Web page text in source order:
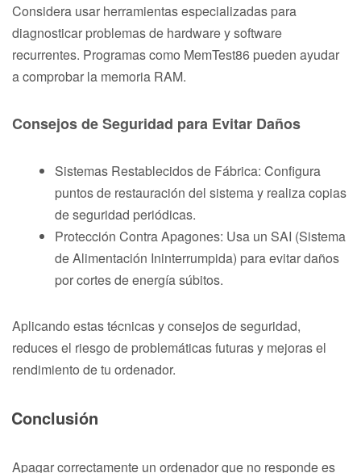
Considera usar herramientas especializadas para
diagnosticar problemas de hardware y software
recurrentes. Programas como MemTest86 pueden ayudar
a comprobar la memoria RAM.
Consejos de Seguridad para Evitar Daños
Sistemas Restablecidos de Fábrica: Configura
puntos de restauración del sistema y realiza copias
de seguridad periódicas.
Protección Contra Apagones: Usa un SAI (Sistema
de Alimentación Ininterrumpida) para evitar daños
por cortes de energía súbitos.
Aplicando estas técnicas y consejos de seguridad,
reduces el riesgo de problemáticas futuras y mejoras el
rendimiento de tu ordenador.
Conclusión
Apagar correctamente un ordenador que no responde es